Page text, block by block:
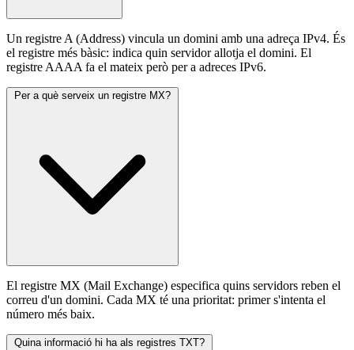
Un registre A (Address) vincula un domini amb una adreça IPv4. És
el registre més bàsic: indica quin servidor allotja el domini. El
registre AAAA fa el mateix però per a adreces IPv6.
Per a què serveix un registre MX?
El registre MX (Mail Exchange) especifica quins servidors reben el
correu d'un domini. Cada MX té una prioritat: primer s'intenta el
número més baix.
Quina informació hi ha als registres TXT?